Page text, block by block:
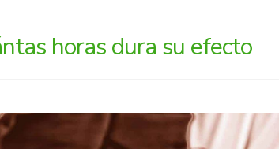
horas dura su efecto